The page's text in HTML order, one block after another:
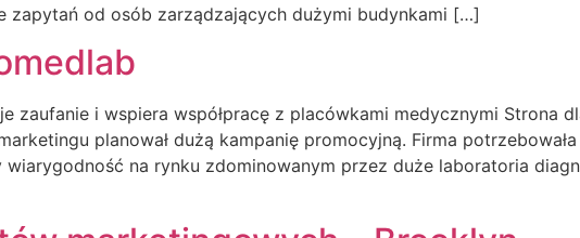
zapytań od osób zarządzających dużymi budynkami […]
i wspiera współpracę z placówkami medycznymi Strona
planował dużą kampanię promocyjną. Firma
na rynku zdominowanym przez duże laboratoria